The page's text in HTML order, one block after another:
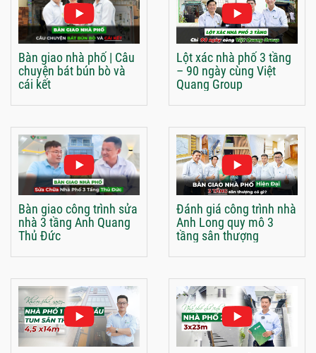
Bàn giao nhà phố | Câu
chuyện bát bún bò và
cái kết
Lột xác nhà phố 3 tầng
– 90 ngày cùng Việt
Quang Group
Bàn giao công trình sửa
nhà 3 tầng Anh Quang
Thủ Đức
Đánh giá công trình nhà
Anh Long quy mô 3
tầng sân thượng